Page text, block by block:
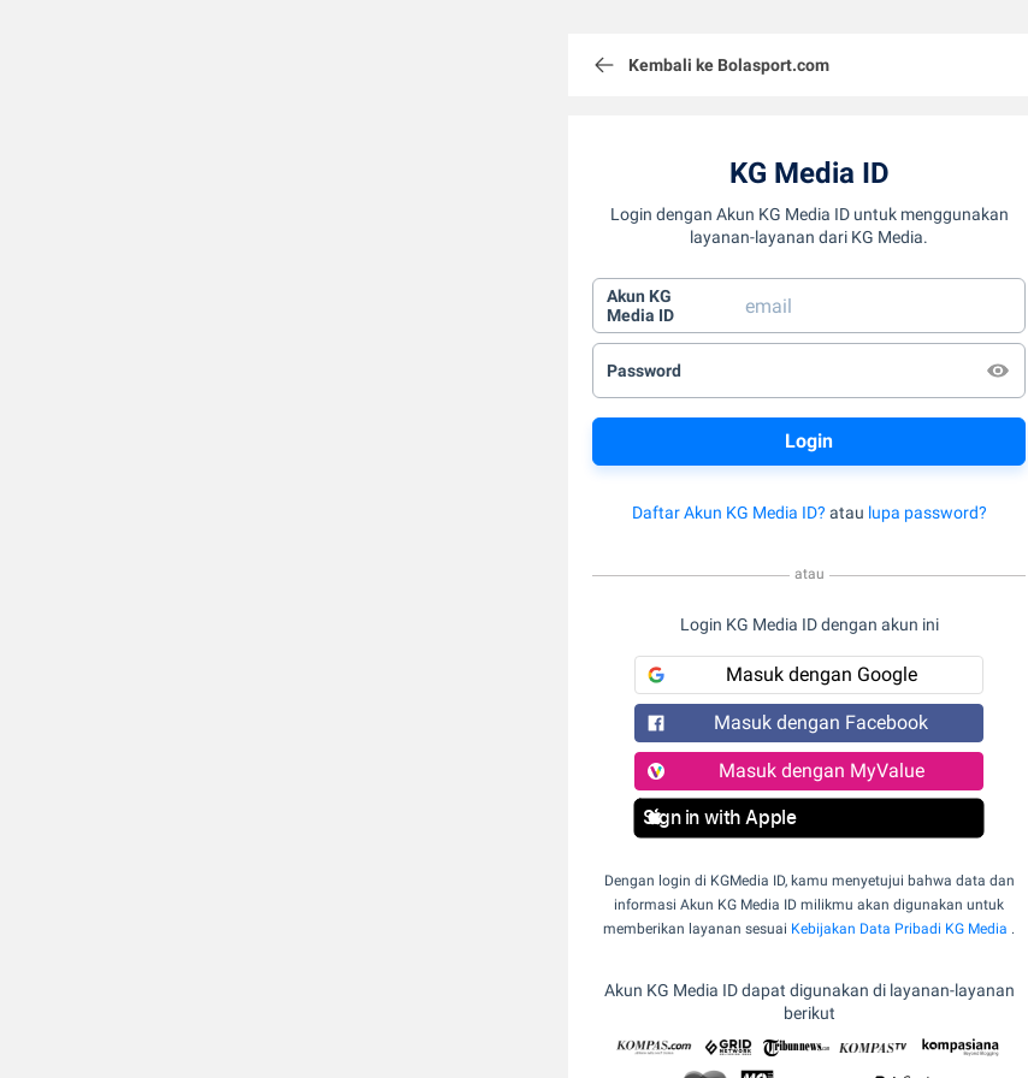
Kembali ke Bolasport.com
KG Media ID
Login dengan Akun KG Media ID untuk menggunakan
layanan-layanan dari KG Media.
Akun KG
Media ID
Password
Daftar Akun KG Media ID? atau lupa password?
atau
Login KG Media ID dengan akun ini
Masuk dengan Google
Masuk dengan Facebook
Masuk dengan MyValue
Sign in with Apple
Dengan login di KGMedia ID, kamu menyetujui bahwa data dan
informasi Akun KG Media ID milikmu akan digunakan untuk
memberikan layanan sesuai Kebijakan Data Pribadi KG Media .
Akun KG Media ID dapat digunakan di layanan-layanan
berikut